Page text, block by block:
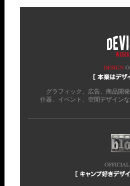
グラフィック、広告、商品開
什器、イベント、空間デザイン